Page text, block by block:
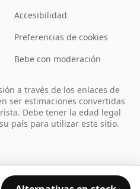
Accesibilidad
Preferencias de cookies
Bebe con moderación
a través de los enlaces de
ser estimaciones convertidas
Debe tener la edad legal
país para utilizar este sitio.